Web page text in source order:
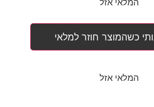
המלאי אזל
כשהמוצר חוזר למלאי
המלאי אזל